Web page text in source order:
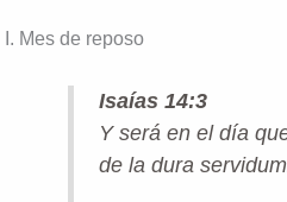
I. Mes de reposo
Isaías 14:3
Y será en el día
de la dura